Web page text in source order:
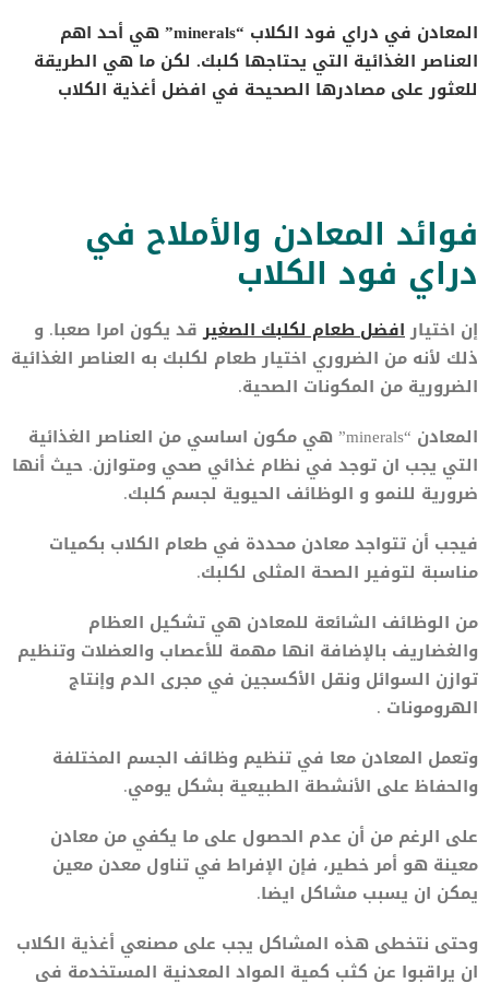
المعادن في دراي فود الكلاب “minerals” هي أحد اهم
العناصر الغذائية التي يحتاجها كلبك. لكن ما هي الطريقة
للعثور على مصادرها الصحيحة في افضل أغذية الكلاب
فوائد المعادن والأملاح في
دراي فود الكلاب
إن اختيارافضل طعام لكلبك الصغيرقد يكون امرا صعبا. و
ذلك لأنه من الضروري اختيار طعام لكلبك به العناصر الغذائية
الضرورية من المكونات الصحية.
المعادن “minerals” هي مكون اساسي من العناصر الغذائية
التي يجب ان توجد في نظام غذائي صحي ومتوازن. حيث أنها
ضرورية للنمو و الوظائف الحيوية لجسم كلبك.
فيجب أن تتواجد معادن محددة في طعام الكلاب بكميات
مناسبة لتوفير الصحة المثلى لكلبك.
من الوظائف الشائعة للمعادن هي تشكيل العظام
والغضاريف بالإضافة انها مهمة للأعصاب والعضلات وتنظيم
توازن السوائل ونقل الأكسجين في مجرى الدم وإنتاج
الهرومونات .
وتعمل المعادن معا في تنظيم وظائف الجسم المختلفة
والحفاظ على الأنشطة الطبيعية بشكل يومي.
على الرغم من أن عدم الحصول على ما يكفي من معادن
معينة هو أمر خطير، فإن الإفراط في تناول معدن معين
يمكن ان يسبب مشاكل ايضا.
وحتى نتخطى هذه المشاكل يجب على مصنعي أغذية الكلاب
ان يراقبوا عن كثب كمية المواد المعدنية المستخدمة في